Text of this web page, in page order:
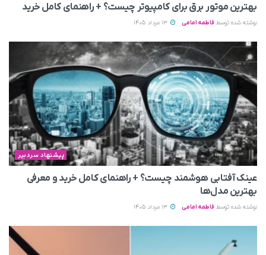
بهترین موتور برق برای کامپیوتر چیست؟ + راهنمای کامل خرید
نوشته شده توسط فاطمه امامی
پیشنهاد سردبیر
عینک آفتابی هوشمند چیست؟ + راهنمای کامل خرید و معرفی
بهترین مدل‌ها
نوشته شده توسط فاطمه امامی